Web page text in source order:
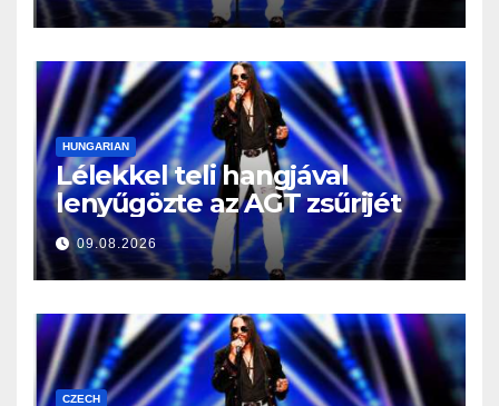
HUNGARIAN
Lélekkel teli hangjával
lenyűgözte az AGT zsűrijét
09.08.2026
CZECH